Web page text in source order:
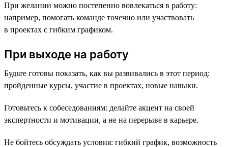
При желании можно постепенно вовлекаться в работу:
например, помогать команде точечно или участвовать
в проектах с гибким графиком.
При выходе на работу
Будьте готовы показать, как вы развивались в этот период:
пройденные курсы, участие в проектах, новые навыки.
Готовьтесь к собеседованиям: делайте акцент на своей
экспертности и мотивации, а не на перерыве в карьере.
Не бойтесь обсуждать условия: гибкий график, возможность